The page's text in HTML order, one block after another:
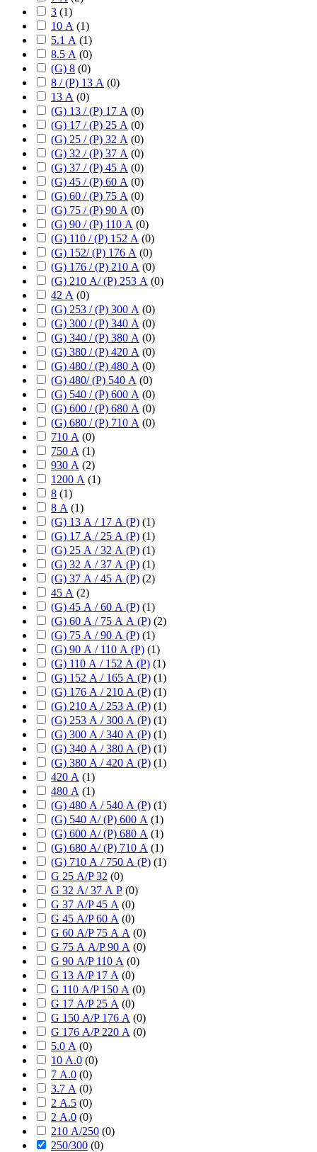
3 (1)
10 А (1)
5.1 А (1)
8.5 А (0)
(G) 8 (0)
8 / (P) 13 А (0)
13 А (0)
(G) 13 / (P) 17 А (0)
(G) 17 / (P) 25 А (0)
(G) 25 / (P) 32 А (0)
(G) 32 / (P) 37 А (0)
(G) 37 / (P) 45 А (0)
(G) 45 / (P) 60 А (0)
(G) 60 / (P) 75 А (0)
(G) 75 / (P) 90 А (0)
(G) 90 / (P) 110 А (0)
(G) 110 / (P) 152 А (0)
(G) 152/ (P) 176 А (0)
(G) 176 / (P) 210 А (0)
(G) 210 А/ (P) 253 А (0)
42 А (0)
(G) 253 / (P) 300 А (0)
(G) 300 / (P) 340 А (0)
(G) 340 / (P) 380 А (0)
(G) 380 / (P) 420 А (0)
(G) 480 / (P) 480 А (0)
(G) 480/ (P) 540 А (0)
(G) 540 / (P) 600 А (0)
(G) 600 / (P) 680 А (0)
(G) 680 / (P) 710 А (0)
710 А (0)
750 А (1)
930 А (2)
1200 А (1)
8 (1)
8 А (1)
(G) 13 А / 17 А (P) (1)
(G) 17 А / 25 А (P) (1)
(G) 25 А / 32 А (P) (1)
(G) 32 А / 37 А (P) (1)
(G) 37 А / 45 А (P) (2)
45 А (2)
(G) 45 А / 60 А (P) (1)
(G) 60 А / 75 А А (P) (2)
(G) 75 А / 90 А (P) (1)
(G) 90 А / 110 А (P) (1)
(G) 110 А / 152 А (P) (1)
(G) 152 А / 165 А (P) (1)
(G) 176 А / 210 А (P) (1)
(G) 210 А / 253 А (P) (1)
(G) 253 А / 300 А (P) (1)
(G) 300 А / 340 А (P) (1)
(G) 340 А / 380 А (P) (1)
(G) 380 А / 420 А (P) (1)
420 А (1)
480 А (1)
(G) 480 А / 540 А (P) (1)
(G) 540 А/ (P) 600 А (1)
(G) 600 А/ (P) 680 А (1)
(G) 680 А/ (P) 710 А (1)
(G) 710 А / 750 А (P) (1)
G 25 А/P 32 (0)
G 32 А/ 37 А P (0)
G 37 А/P 45 А (0)
G 45 А/P 60 А (0)
G 60 А/P 75 А А (0)
G 75 А А/P 90 А (0)
G 90 А/P 110 А (0)
G 13 А/P 17 А (0)
G 110 А/P 150 А (0)
G 17 А/P 25 А (0)
G 150 А/P 176 А (0)
G 176 А/P 220 А (0)
5.0 А (0)
10 А.0 (0)
7 А.0 (0)
3.7 А (0)
2 А.5 (0)
2 А.0 (0)
210 А/250 (0)
250/300 (0)